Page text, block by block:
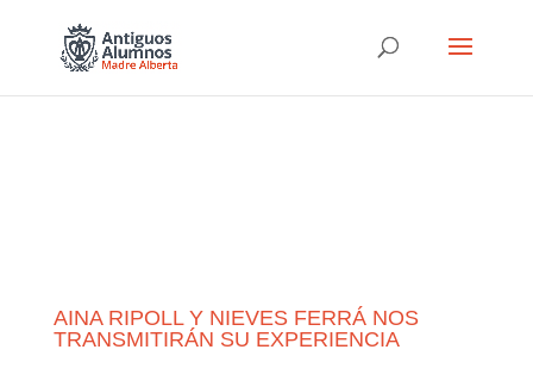
AINA RIPOLL Y NIEVES FERRÁ NOS
TRANSMITIRÁN SU EXPERIENCIA